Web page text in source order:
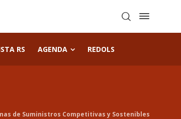
RS AGENDA REDOLS
de Suministros Competitivas y Sostenibles